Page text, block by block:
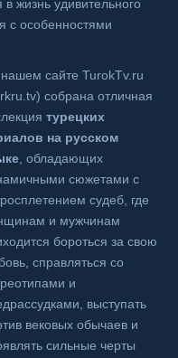
жизнь удивительного
с особенностями
сайте TurokTv.ru
собрана отличная
турецких
на русском
, обладающих
сюжетами с
судеб, где
и мужчинам
бороться за свою
справляться со
и
выступать
вековых обычаев и
сильные черты